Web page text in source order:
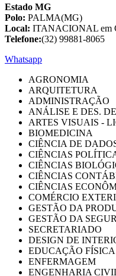
Estado MG
Polo: PALMA(MG)
Local: ITANACIONAL em
Telefone:(32) 99881-8065
Whatsapp
AGRONOMIA
ARQUITETURA
ADMINISTRAÇÃO
ANÁLISE E DES.
ARTES VISUAIS -
BIOMEDICINA
CIÊNCIA DE
CIÊNCIAS
CIÊNCIAS
CIÊNCIAS
CIÊNCIAS
COMÉRCIO
GESTÃO DA
GESTÃO DA
SECRETARIADO
DESIGN DE
EDUCAÇÃO FÍSICA
ENFERMAGEM
ENGENHARIA